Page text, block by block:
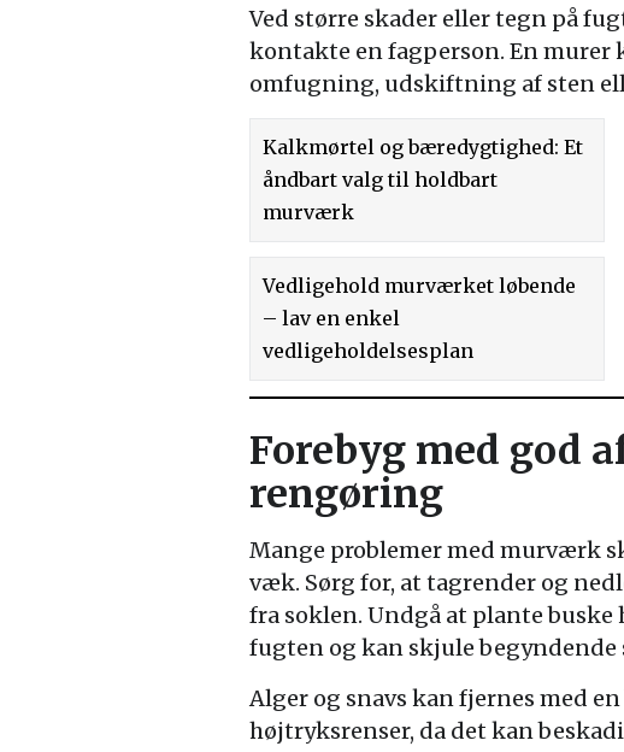
Ved større skader eller tegn på
kontakte en fagperson. En murer
omfugning, udskiftning af sten
Kalkmørtel og bæredygtighed: Et
åndbart valg til holdbart
murværk
Vedligehold murværket løbende
– lav en enkel
vedligeholdelsesplan
Forebyg med god
rengøring
Mange problemer med murværk
væk. Sørg for, at tagrender og
fra soklen. Undgå at plante
fugten og kan skjule begyndende
Alger og snavs kan fjernes med
højtryksrenser, da det kan